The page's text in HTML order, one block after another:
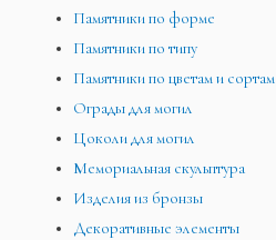
Памятники по форме
Памятники по типу
Памятники по цветам и сортам
Ограды для могил
Цоколи для могил
Мемориальная скульптура
Изделия из бронзы
Декоративные элементы